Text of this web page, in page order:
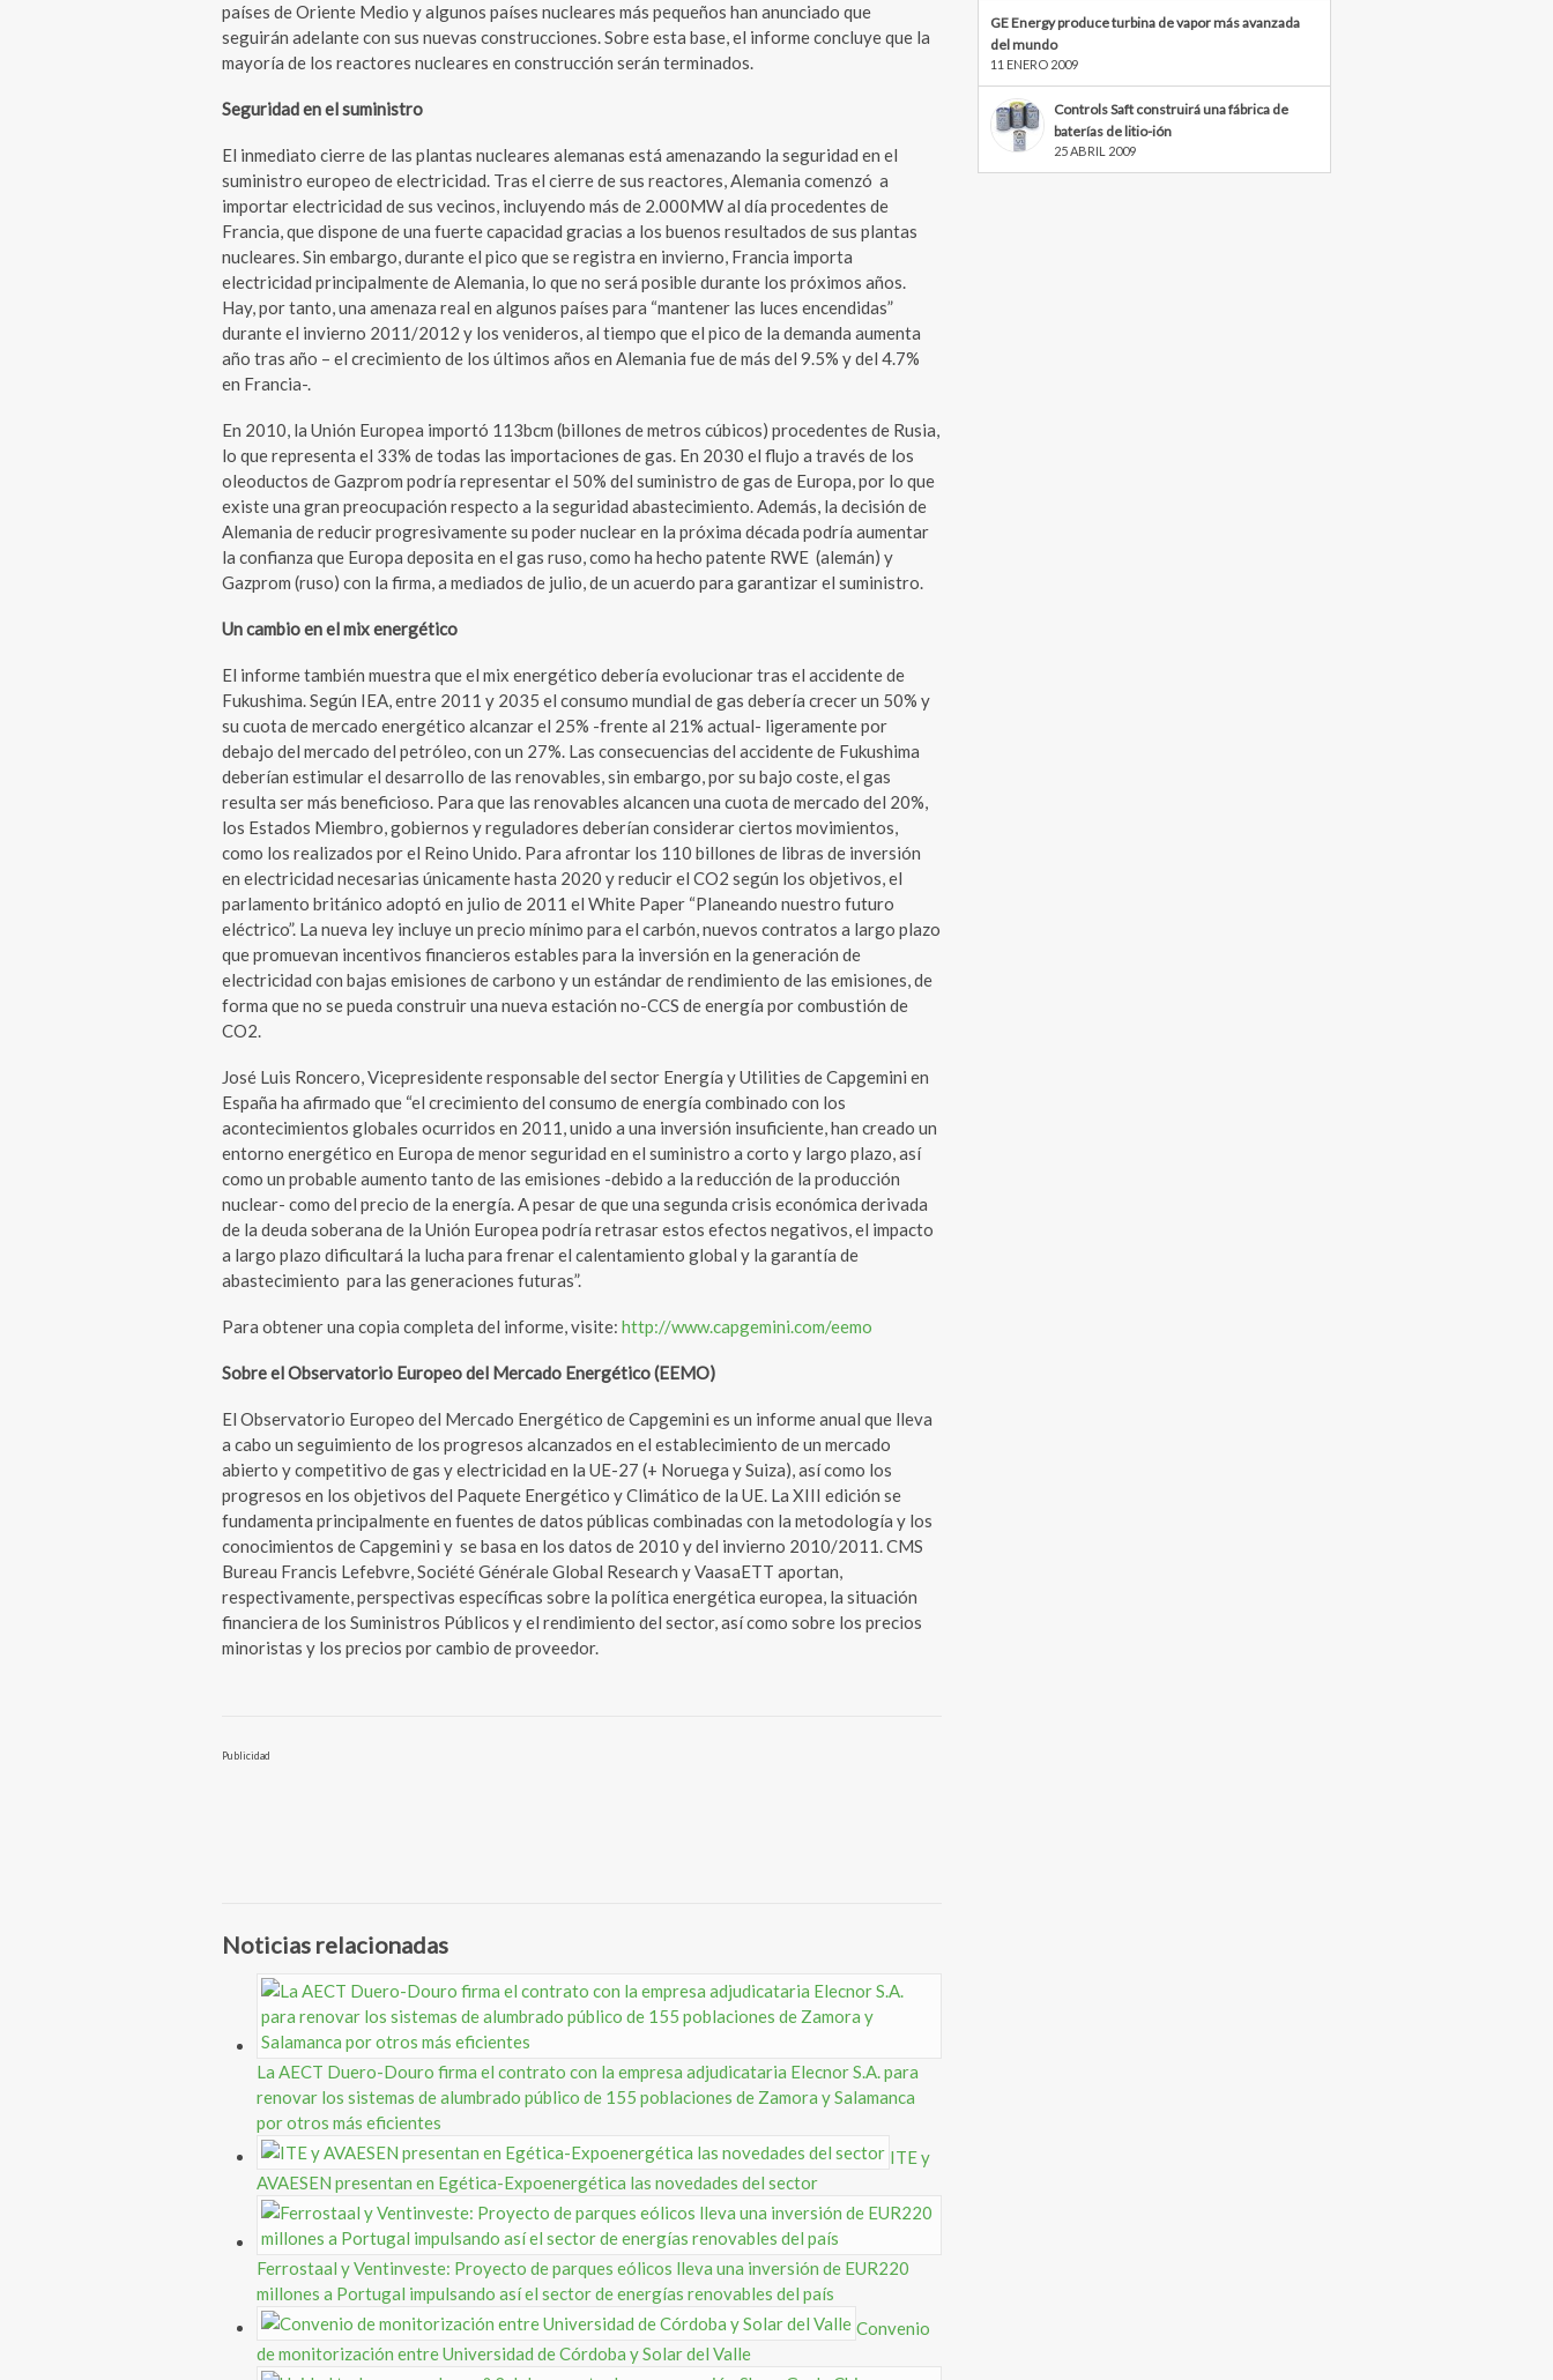
países de Oriente Medio y algunos países nucleares más pequeños han anunciado que
seguirán adelante con sus nuevas construcciones. Sobre esta base, el informe concluye que la
mayoría de los reactores nucleares en construcción serán terminados.
Seguridad en el suministro
El inmediato cierre de las plantas nucleares alemanas está amenazando la seguridad en el
suministro europeo de electricidad. Tras el cierre de sus reactores, Alemania comenzó a
importar electricidad de sus vecinos, incluyendo más de 2.000MW al día procedentes de
Francia, que dispone de una fuerte capacidad gracias a los buenos resultados de sus plantas
nucleares. Sin embargo, durante el pico que se registra en invierno, Francia importa
electricidad principalmente de Alemania, lo que no será posible durante los próximos años.
Hay, por tanto, una amenaza real en algunos países para “mantener las luces encendidas”
durante el invierno 2011/2012 y los venideros, al tiempo que el pico de la demanda aumenta
año tras año – el crecimiento de los últimos años en Alemania fue de más del 9.5% y del 4.7%
en Francia­-.
En 2010, la Unión Europea importó 113bcm (billones de metros cúbicos) procedentes de Rusia,
lo que representa el 33% de todas las importaciones de gas. En 2030 el flujo a través de los
oleoductos de Gazprom podría representar el 50% del suministro de gas de Europa, por lo que
existe una gran preocupación respecto a la seguridad abastecimiento. Además, la decisión de
Alemania de reducir progresivamente su poder nuclear en la próxima década podría aumentar
la confianza que Europa deposita en el gas ruso, como ha hecho patente RWE (alemán) y
Gazprom (ruso) con la firma, a mediados de julio, de un acuerdo para garantizar el suministro.
Un cambio en el mix energético
El informe también muestra que el mix energético debería evolucionar tras el accidente de
Fukushima. Según IEA, entre 2011 y 2035 el consumo mundial de gas debería crecer un 50% y
su cuota de mercado energético alcanzar el 25% -frente al 21% actual- ligeramente por
debajo del mercado del petróleo, con un 27%. Las consecuencias del accidente de Fukushima
deberían estimular el desarrollo de las renovables, sin embargo, por su bajo coste, el gas
resulta ser más beneficioso. Para que las renovables alcancen una cuota de mercado del 20%,
los Estados Miembro, gobiernos y reguladores deberían considerar ciertos movimientos,
como los realizados por el Reino Unido. Para afrontar los 110 billones de libras de inversión
en electricidad necesarias únicamente hasta 2020 y reducir el CO2 según los objetivos, el
parlamento británico adoptó en julio de 2011 el White Paper “Planeando nuestro futuro
eléctrico”. La nueva ley incluye un precio mínimo para el carbón, nuevos contratos a largo plazo
que promuevan incentivos financieros estables para la inversión en la generación de
electricidad con bajas emisiones de carbono y un estándar de rendimiento de las emisiones, de
forma que no se pueda construir una nueva estación no-CCS de energía por combustión de
CO2.
José Luis Roncero, Vicepresidente responsable del sector Energía y Utilities de Capgemini en
España ha afirmado que “el crecimiento del consumo de energía combinado con los
acontecimientos globales ocurridos en 2011, unido a una inversión insuficiente, han creado un
entorno energético en Europa de menor seguridad en el suministro a corto y largo plazo, así
como un probable aumento tanto de las emisiones -debido a la reducción de la producción
nuclear- como del precio de la energía. A pesar de que una segunda crisis económica derivada
de la deuda soberana de la Unión Europea podría retrasar estos efectos negativos, el impacto
a largo plazo dificultará la lucha para frenar el calentamiento global y la garantía de
abastecimiento para las generaciones futuras”.
Para obtener una copia completa del informe, visite: http://www.capgemini.com/eemo
Sobre el Observatorio Europeo del Mercado Energético (EEMO)
El Observatorio Europeo del Mercado Energético de Capgemini es un informe anual que lleva
a cabo un seguimiento de los progresos alcanzados en el establecimiento de un mercado
abierto y competitivo de gas y electricidad en la UE-27 (+ Noruega y Suiza), así como los
progresos en los objetivos del Paquete Energético y Climático de la UE. La XIII edición se
fundamenta principalmente en fuentes de datos públicas combinadas con la metodología y los
conocimientos de Capgemini y se basa en los datos de 2010 y del invierno 2010/2011. CMS
Bureau Francis Lefebvre, Société Générale Global Research y VaasaETT aportan,
respectivamente, perspectivas específicas sobre la política energética europea, la situación
financiera de los Suministros Públicos y el rendimiento del sector, así como sobre los precios
minoristas y los precios por cambio de proveedor.
Publicidad
Noticias relacionadas
La AECT Duero-Douro firma el contrato con la empresa adjudicataria Elecnor S.A. para
renovar los sistemas de alumbrado público de 155 poblaciones de Zamora y Salamanca
por otros más eficientes
ITE y
AVAESEN presentan en Egética-Expoenergética las novedades del sector
Ferrostaal y Ventinveste: Proyecto de parques eólicos lleva una inversión de EUR220
millones a Portugal impulsando así el sector de energías renovables del país
Convenio
de monitorización entre Universidad de Córdoba y Solar del Valle
GE Energy produce turbina de vapor más avanzada
del mundo
11 ENERO 2009
Controls Saft construirá una fábrica de
baterías de litio-ión
25 ABRIL 2009